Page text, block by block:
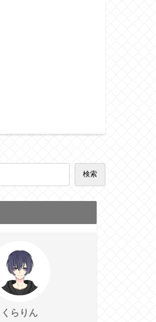
検索
くらりん